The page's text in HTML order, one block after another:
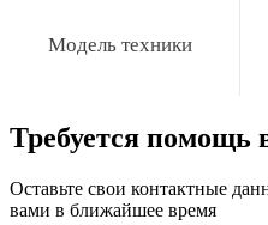
Модель техники
Требуется помощь
Оставьте свои контактные
вами в ближайшее время